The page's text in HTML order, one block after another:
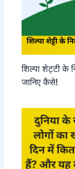
शिल्पा शेट्टी के
जानिए कैसे!